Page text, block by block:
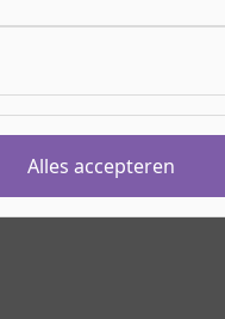
Alles accepteren